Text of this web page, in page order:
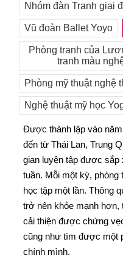
Nhóm đàn Tranh giai
Vũ đoàn Ballet Yoyo
Phòng tranh của
tranh màu
Phòng mỹ thuật nghệ
Nghệ thuật mỹ học
Được thành lập vào
đến từ Thái Lan, Trung
gian luyện tập được sắp
tuần. Mỗi một kỳ, phòng
học tập một lần. Thông
trở nên khỏe mạnh
cải thiện được chứng
cũng như tìm được một
chính mình.